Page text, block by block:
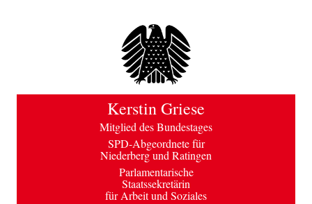
Kerstin Griese
Mitglied des Bundestages
SPD-Abgeordnete für
Niederberg und Ratingen
Parlamentarische
Staatssekretärin
für Arbeit und Soziales